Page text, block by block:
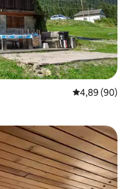
4,89 (90)